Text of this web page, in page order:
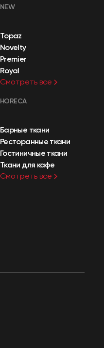
NEW
Topaz
Novelty
Premier
Royal
Смотреть все
HORECA
Барные ткани
Ресторанные ткани
Гостиничные ткани
Ткани для кафе
Смотреть все